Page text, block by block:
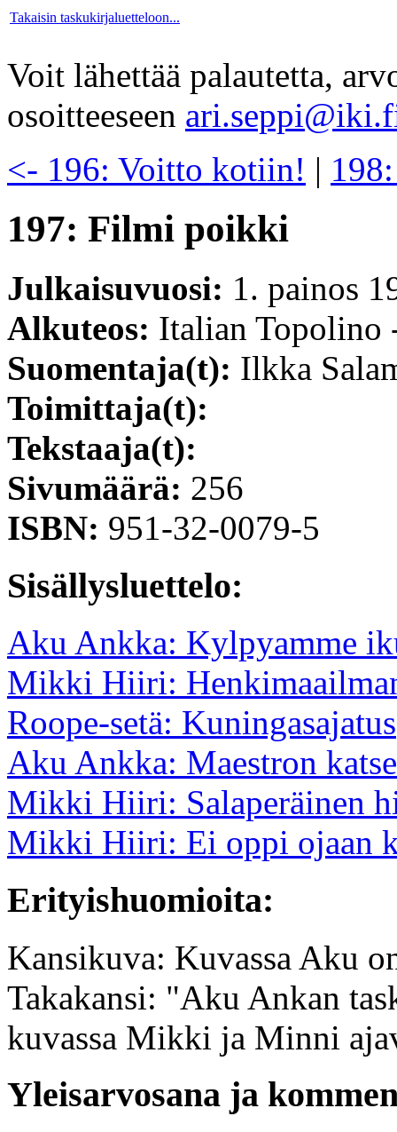
Takaisin taskukirjaluetteloon...
Voit lähettää palautetta,
osoitteeseen
<- 196: Voitto kotiin! |
197: Filmi poikki
Julkaisuvuosi: 1. painos
Alkuteos: Italian Topolino
Suomentaja(t): Ilkka
Toimittaja(t):
Tekstaaja(t):
Sivumäärä: 256
ISBN: 951-32-0079-5
Sisällysluettelo:
Aku Ankka: Kylpyamme
Mikki Hiiri:
Roope-setä: Kuningasajatus
Aku Ankka: Maestron katse
Mikki Hiiri: Salaperäinen
Mikki Hiiri: Ei oppi ojaan
Erityishuomioita:
Kansikuva: Kuvassa Aku
Takakansi: "Aku Ankan
kuvassa Mikki ja Minni
Yleisarvosana ja